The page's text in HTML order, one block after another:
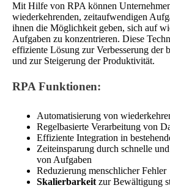
Mit Hilfe von RPA können
wiederkehrenden, zeitaufwendigen
ihnen die Möglichkeit geben, sich auf
Aufgaben zu konzentrieren. Diese
effiziente Lösung zur Verbesserung der
und zur Steigerung der Produktivität.
RPA Funktionen:
Automatisierung von
Regelbasierte Verarbeitung von
Effiziente Integration in
Zeiteinsparung durch schnelle
von Aufgaben
Reduzierung menschlicher Fehler
Skalierbarkeitzur Bewältigung